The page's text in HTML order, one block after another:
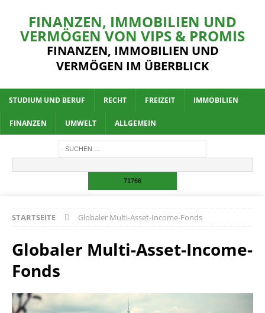
FINANZEN, IMMOBILIEN UND
VERMÖGEN VON VIPS & PROMIS
FINANZEN, IMMOBILIEN UND
VERMÖGEN IM ÜBERBLICK
STUDIUM UND BERUF RECHT FREIZEIT IMMOBILIEN
FINANZEN UMWELT ALLGEMEIN
STARTSEITE Globaler Multi-Asset-Income-Fonds
Globaler Multi-Asset-Income-
Fonds